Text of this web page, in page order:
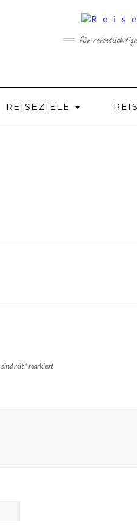
für
REISEZIELE
mit *markiert